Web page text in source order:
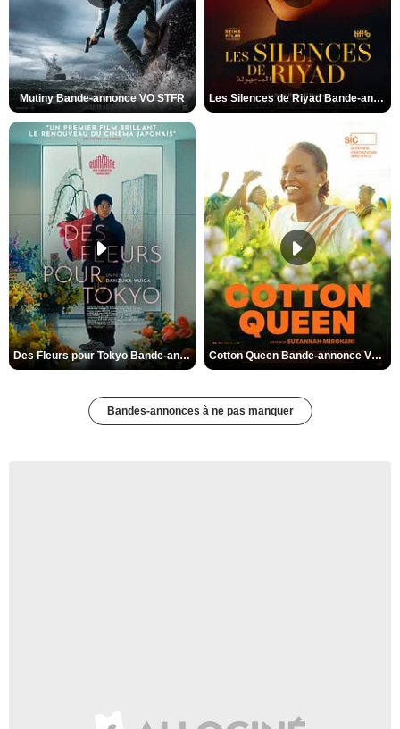
Mutiny Bande-annonce VO STFR Les Silences de Riyad Bande-annonce VO STFR
Des Fleurs pour Tokyo Bande-annonce VO STFR Cotton Queen Bande-annonce VO STFR
Bandes-annonces à ne pas manquer